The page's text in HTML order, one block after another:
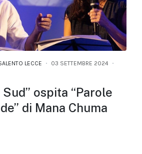
LECCE
03 SETTEMBRE 2024
Sud” ospita “Parole
di Mana Chuma